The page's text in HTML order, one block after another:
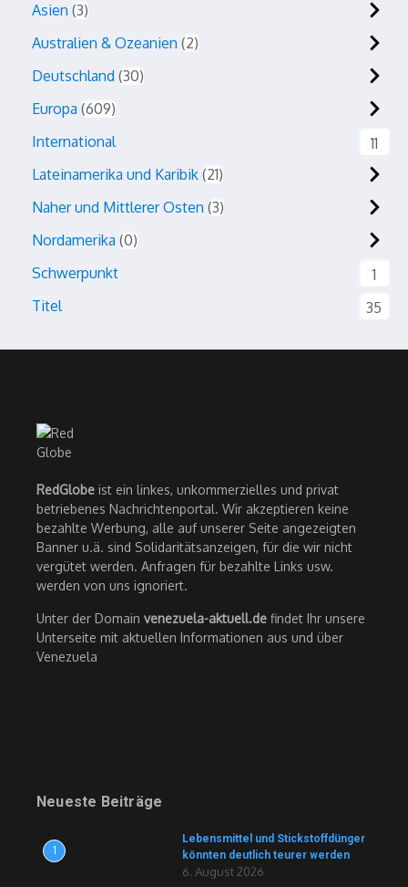
Asien 3
Australien & Ozeanien 2
Deutschland 30
Europa 609
International
11
Lateinamerika und Karibik 21
Naher und Mittlerer Osten 3
Nordamerika 0
Schwerpunkt
1
Titel
35
RedGlobe ist ein linkes, unkommerzielles und privat
betriebenes Nachrichtenportal. Wir akzeptieren keine
bezahlte Werbung, alle auf unserer Seite angezeigten
Banner u.ä. sind Solidaritätsanzeigen, für die wir nicht
vergütet werden. Anfragen für bezahlte Links usw.
werden von uns ignoriert.
Unter der Domain venezuela-aktuell.de findet Ihr unsere
Unterseite mit aktuellen Informationen aus und über
Venezuela
Neueste Beiträge
1
Lebensmittel und Stickstoffdünger
könnten deutlich teurer werden
6. August 2026